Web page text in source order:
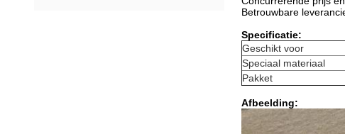
Betrouwbare
Specificatie:
Geschikt voor
Speciaal materiaal
Pakket
Afbeelding: